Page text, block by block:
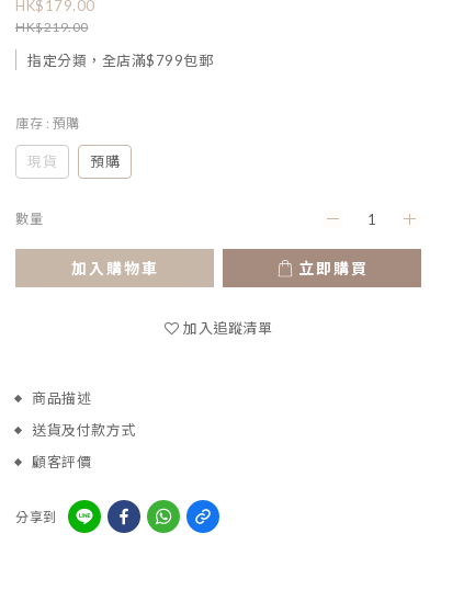
HK$179.00
HK$219.00
指定分類，全店滿$799包郵
庫存 : 預購
現貨 預購
數量
加入購物車 立即購買
加入追蹤清單
商品描述
送貨及付款方式
顧客評價
分享到